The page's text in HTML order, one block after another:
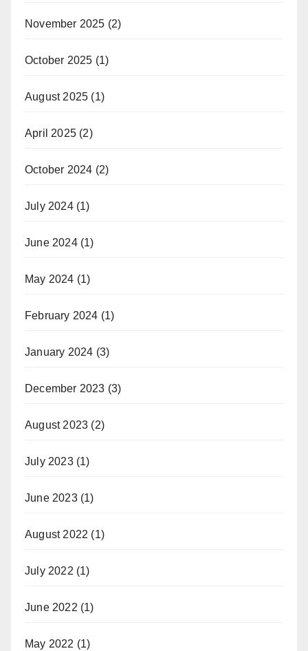
November 2025 (2)
October 2025 (1)
August 2025 (1)
April 2025 (2)
October 2024 (2)
July 2024(1)
June 2024(1)
May 2024 (1)
February 2024 (1)
January 2024 (3)
December 2023 (3)
August 2023 (2)
July 2023(1)
June 2023(1)
August 2022 (1)
July 2022 (1)
June 2022 (1)
May 2022 (1)